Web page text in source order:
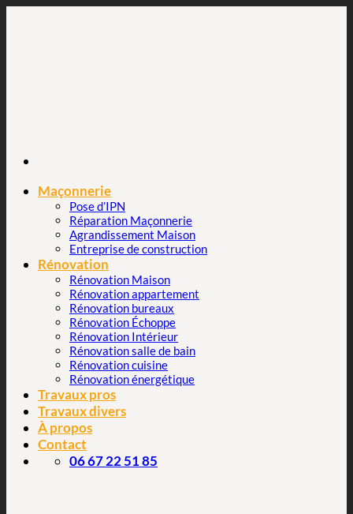
Maçonnerie
Pose d’IPN
Réparation Maçonnerie
Agrandissement Maison
Entreprise de construction
Rénovation
Rénovation Maison
Rénovation appartement
Rénovation bureaux
Rénovation Échoppe
Rénovation Intérieur
Rénovation salle de bain
Rénovation cuisine
Rénovation énergétique
Travaux pros
Travaux divers
À propos
Contact
06 67 22 51 85